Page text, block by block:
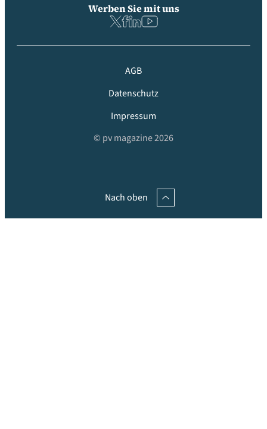
Werben Sie mit uns
AGB
Datenschutz
Impressum
© pv magazine 2026
Nach oben